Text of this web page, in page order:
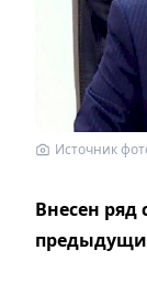
Источник
Внесен